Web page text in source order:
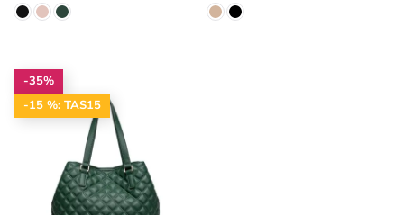
-35%
-15 %: TAS15